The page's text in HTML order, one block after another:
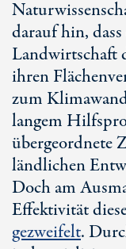
darauf hin,
Landwirtschaft
ihren
zum
langem
übergeordnete
ländlichen
Doch am
Effektivität
gezweifelt.